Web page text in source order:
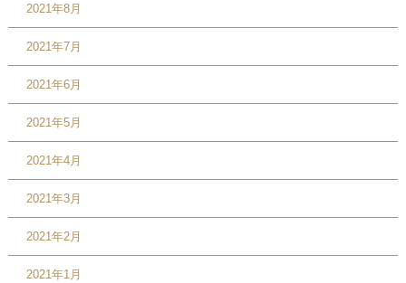
2021年8月
2021年7月
2021年6月
2021年5月
2021年4月
2021年3月
2021年2月
2021年1月